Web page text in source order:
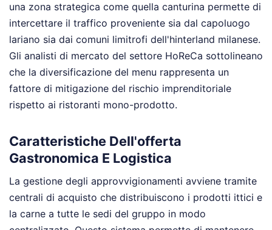
una zona strategica come quella canturina permette di
intercettare il traffico proveniente sia dal capoluogo
lariano sia dai comuni limitrofi dell'hinterland milanese.
Gli analisti di mercato del settore HoReCa sottolineano
che la diversificazione del menu rappresenta un
fattore di mitigazione del rischio imprenditoriale
rispetto ai ristoranti mono-prodotto.
Caratteristiche Dell'offerta
Gastronomica E Logistica
La gestione degli approvvigionamenti avviene tramite
centrali di acquisto che distribuiscono i prodotti ittici e
la carne a tutte le sedi del gruppo in modo